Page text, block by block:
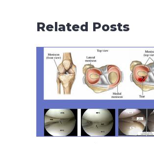
Related Posts